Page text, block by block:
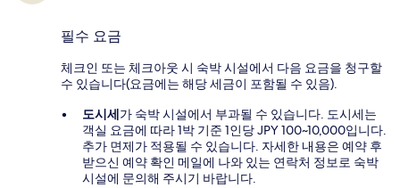
필수 요금
체크인 또는 체크아웃 시 숙박 시설에서 다음 요금을 청구할
수 있습니다(요금에는 해당 세금이 포함될 수 있음).
도시세가 숙박 시설에서 부과될 수 있습니다. 도시세는
객실 요금에 따라 1박 기준 1인당 JPY 100~10,000입니다.
추가 면제가 적용될 수 있습니다. 자세한 내용은 예약 후
받으신 예약 확인 메일에 나와 있는 연락처 정보로 숙박
시설에 문의해 주시기 바랍니다.